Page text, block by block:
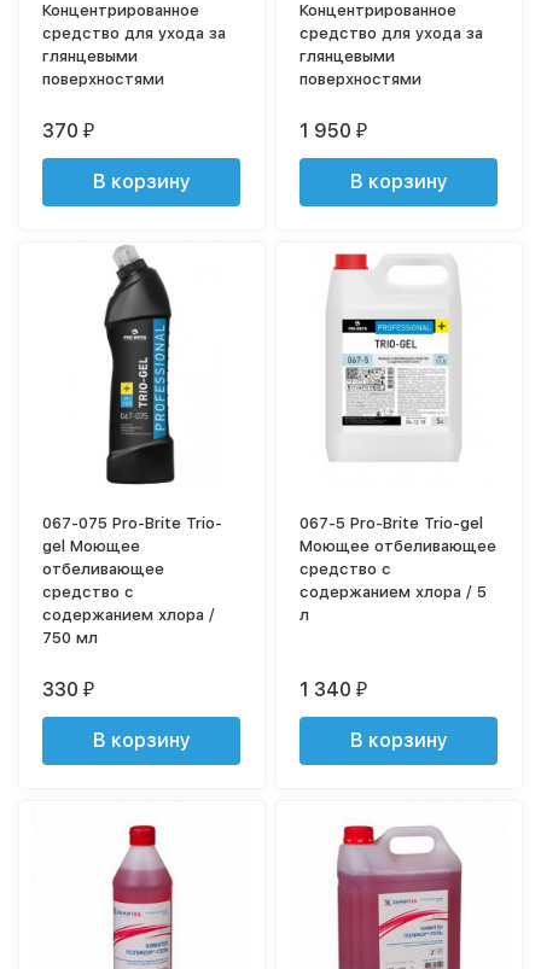
Концентрированное
средство для ухода за
глянцевыми
поверхностями
370₽
В корзину
Концентрированное
средство для ухода за
глянцевыми
поверхностями
1 950₽
В корзину
067-075 Pro-Brite Trio-
gel Моющее
отбеливающее
средство с
содержанием хлора /
750 мл
330₽
В корзину
067-5 Pro-Brite Trio-gel
Моющее отбеливающее
средство с
содержанием хлора / 5
л
1 340₽
В корзину